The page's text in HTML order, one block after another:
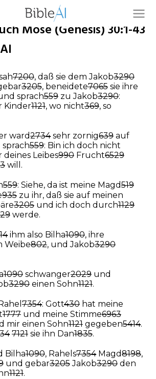
Mose (Genesis) 30:1-43
7200, daß sie dem Jakob3290
3205, beneidete7065 sie ihre
sprach559 zu Jakob3290:
Kinder1121, wo nicht369, so
ward2734sehr zornig639 auf
559: Bin ich doch nicht
deines Leibes990 Frucht6529
will.
559: Siehe, da ist meine Magd519
935 zu ihr, daß sie auf meinen
3205 und ich doch durch1129
werde.
ihm also Bilha1090, ihre
Weibe802, und Jakob3290
1090 schwanger2029 und
3290 einen Sohn1121.
Rahel 7354: Gott430 hat meine
1777 und meine Stimme6963
mir einen Sohn1121 gegeben5414.
7121 sie ihn Dan1835.
Bilha1090, Rahels7354Magd8198,
und gebar3205Jakob3290 den
1121.